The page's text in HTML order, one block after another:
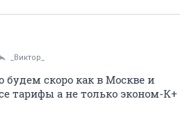
_Виктор_
будем скоро как в Москве и
тарифы а не только эконом-К+